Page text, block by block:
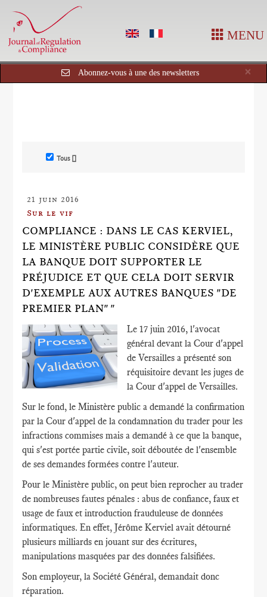
MENU
×
Abonnez-vous à une des newsletters
Tous []
21 juin 2016
Sur le vif
COMPLIANCE : DANS LE CAS KERVIEL,
LE MINISTÈRE PUBLIC CONSIDÈRE QUE
LA BANQUE DOIT SUPPORTER LE
PRÉJUDICE ET QUE CELA DOIT SERVIR
D'EXEMPLE AUX AUTRES BANQUES "DE
PREMIER PLAN" "
Le 17 juin 2016, l'avocat
général devant la Cour d'appel
de Versailles a présenté son
réquisitoire devant les juges de
la Cour d'appel de Versailles.
Sur le fond, le Ministère public a demandé la confirmation
par la Cour d'appel de la condamnation du trader pour les
infractions commises mais a demandé à ce que la banque,
qui s'est portée partie civile, soit déboutée de l'ensemble
de ses demandes formées contre l'auteur.
Pour le Ministère public, on peut bien reprocher au trader
de nombreuses fautes pénales : abus de confiance, faux et
usage de faux et introduction frauduleuse de données
informatiques. En effet, Jérôme Kerviel avait détourné
plusieurs milliards en jouant sur des écritures,
manipulations masquées par des données falsifiées.
Son employeur, la Société Général, demandait donc
réparation.